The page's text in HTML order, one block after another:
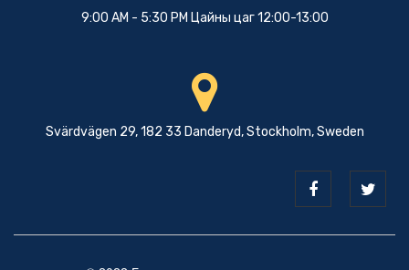
9:00 AM - 5:30 PM Цайны цаг 12:00-13:00
Svärdvägen 29, 182 33 Danderyd, Stockholm, Sweden